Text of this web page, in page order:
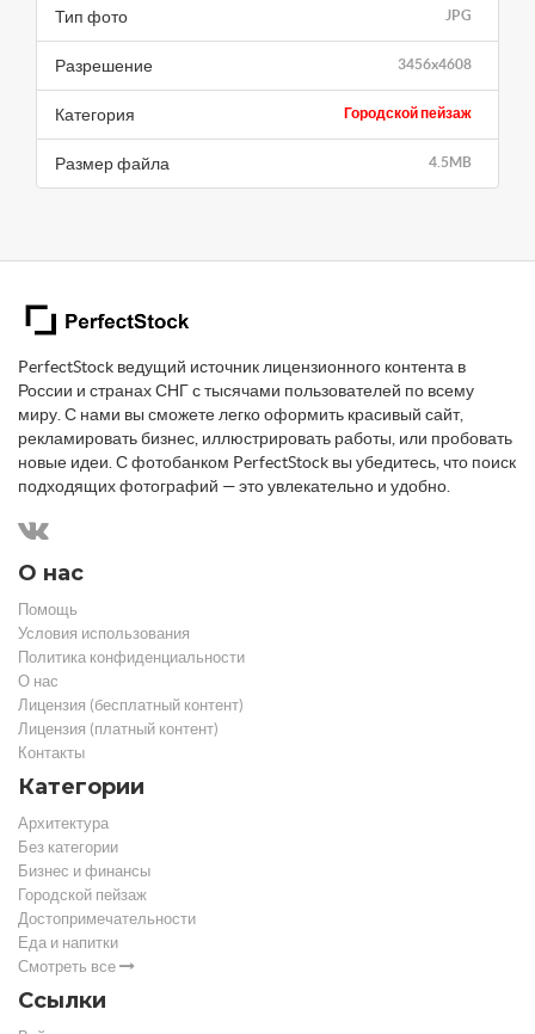
JPG
Тип фото
3456x4608
Разрешение
Городской пейзаж
Категория
4.5MB
Размер файла
PerfectStock ведущий источник лицензионного контента в
России и странах СНГ с тысячами пользователей по всему
миру. С нами вы сможете легко оформить красивый сайт,
рекламировать бизнес, иллюстрировать работы, или пробовать
новые идеи. С фотобанком PerfectStock вы убедитесь, что поиск
подходящих фотографий — это увлекательно и удобно.
О нас
Помощь
Условия использования
Политика конфиденциальности
О нас
Лицензия (бесплатный контент)
Лицензия (платный контент)
Контакты
Категории
Архитектура
Без категории
Бизнес и финансы
Городской пейзаж
Достопримечательности
Еда и напитки
Смотреть все
Ссылки